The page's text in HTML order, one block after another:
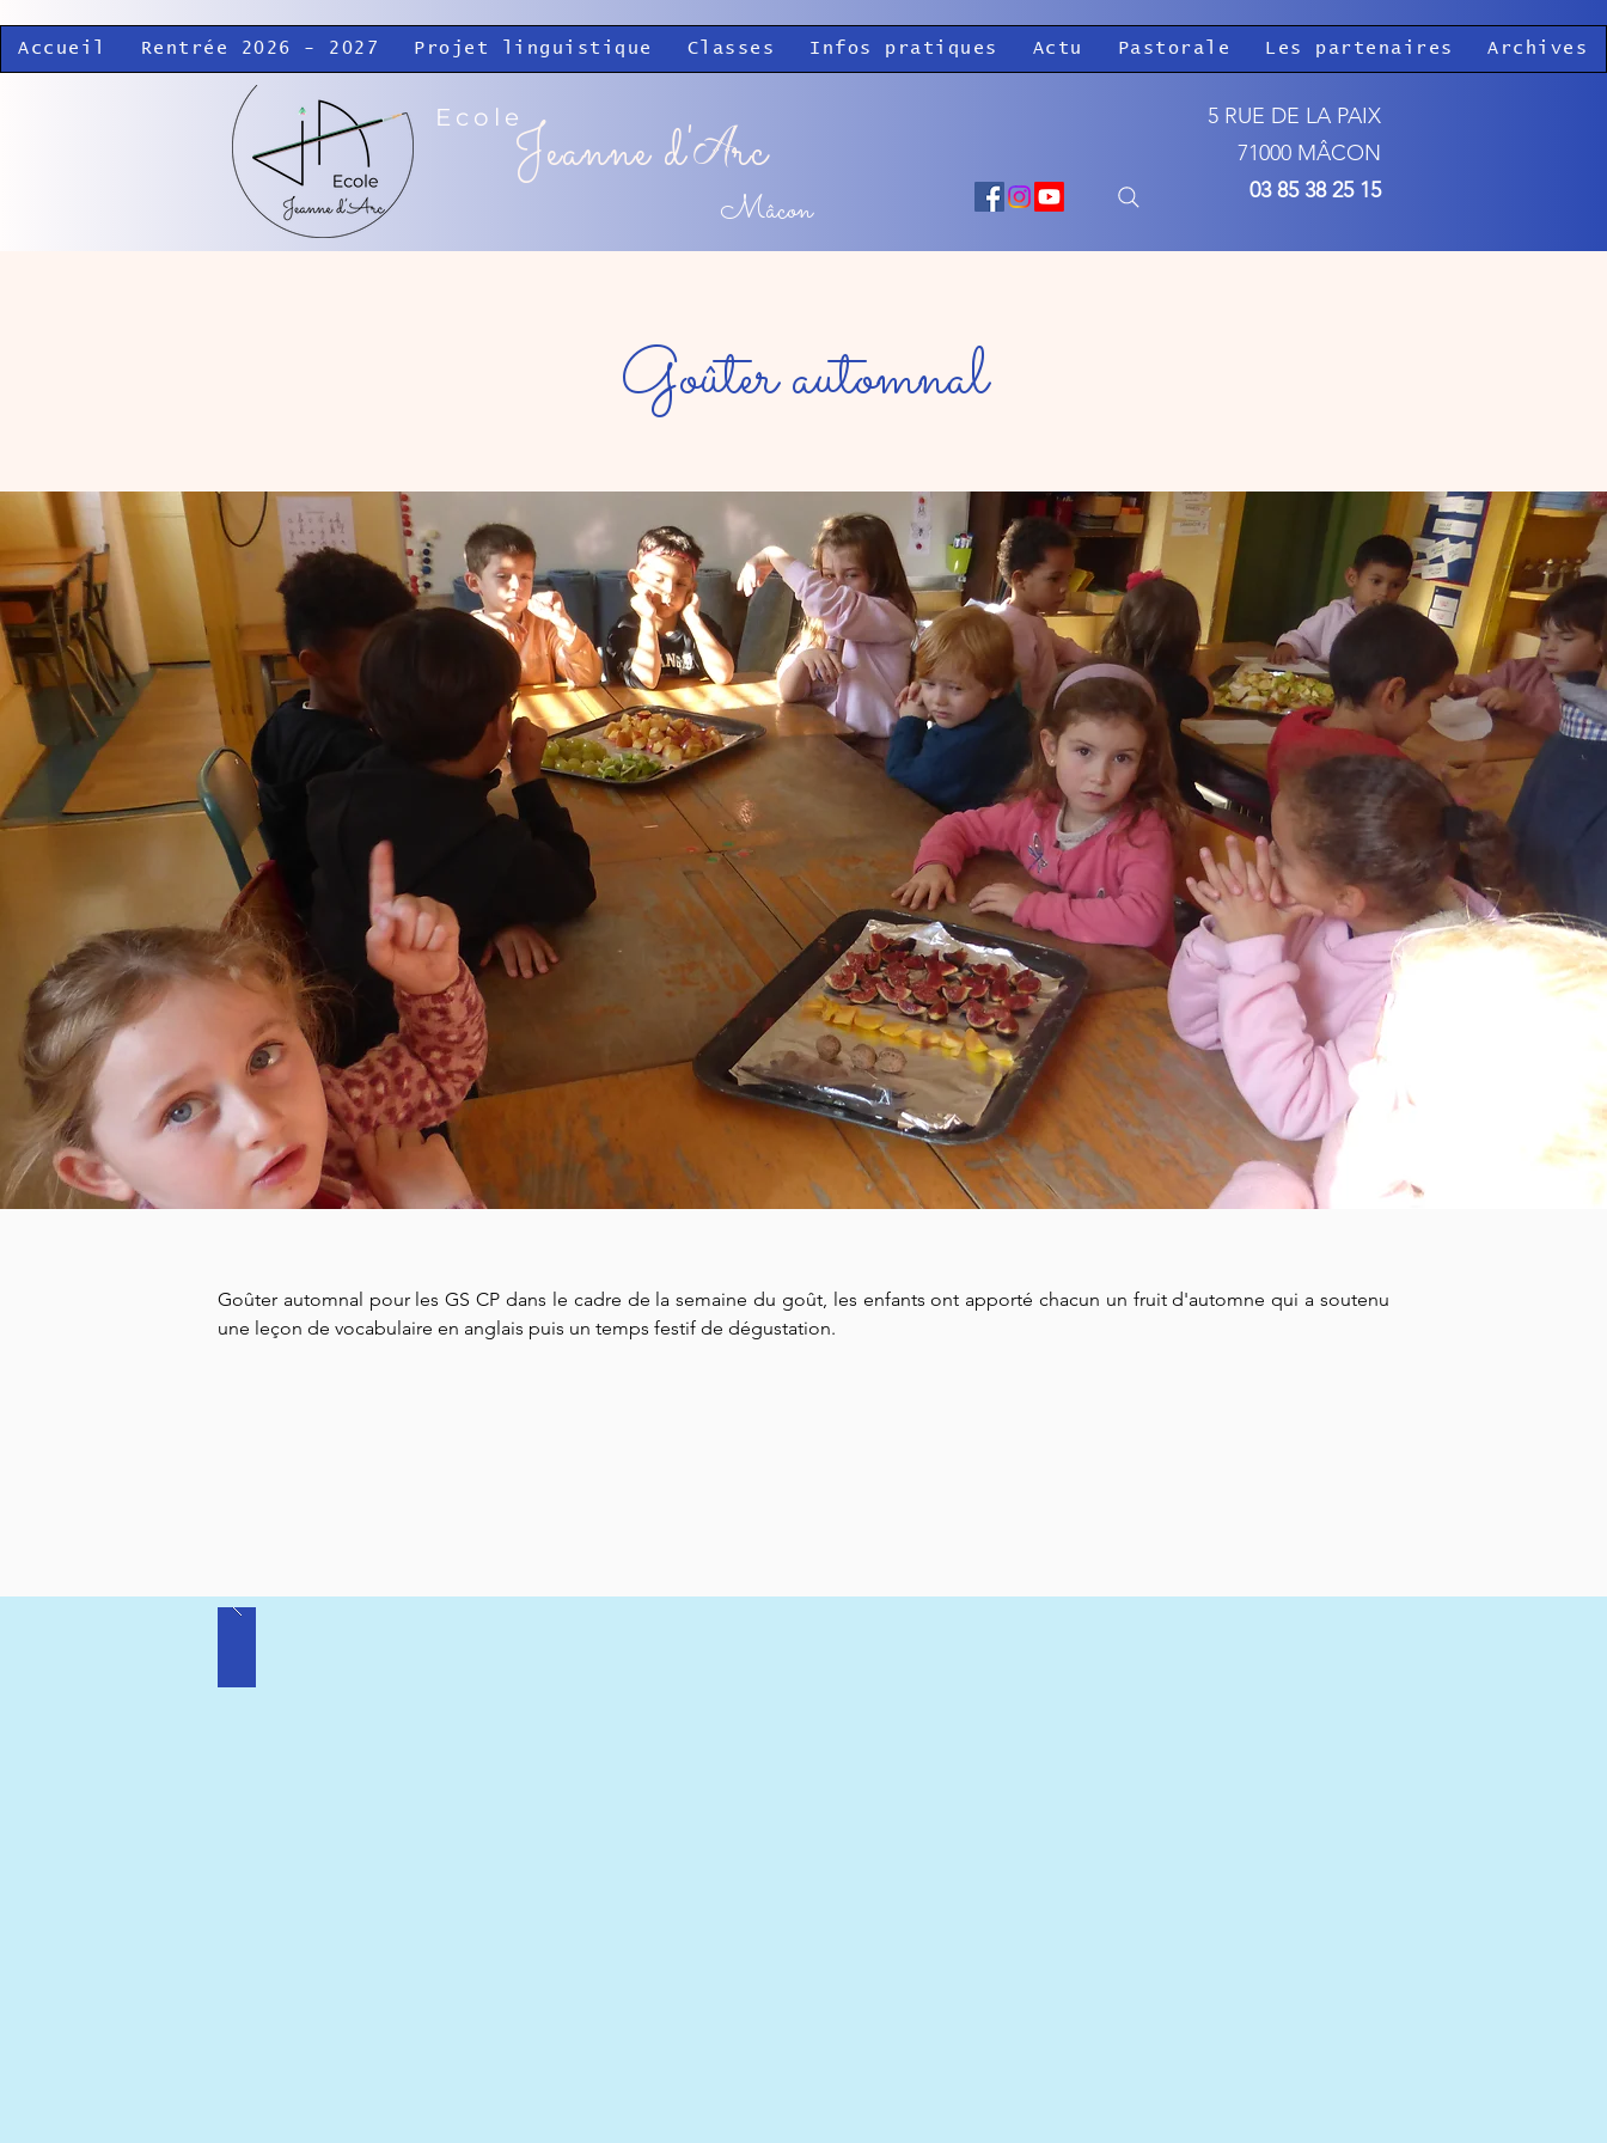
Accueil Rentrée 2026 - 2027 Projet linguistique Classes Infos pratiques Actu Pastorale Les partenaires Archives
Jeanne d'Arc
Ecole
Mâcon
5 RUE DE LA PAIX
71000 MÂCON
03 85 38 25 15
Goûter automnal
Goûter automnal pour les GS CP dans le cadre de la semaine du goût, les enfants ont apporté chacun un fruit d'automne qui a soutenu
une leçon de vocabulaire en anglais puis un temps festif de dégustation.